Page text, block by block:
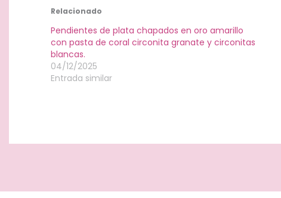
Relacionado
Pendientes de plata chapados en oro amarillo
con pasta de coral circonita granate y circonitas
blancas.
04/12/2025
Entrada similar